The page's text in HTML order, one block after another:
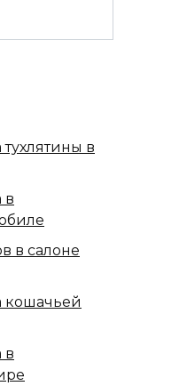
в
в
в салоне
кошачьей
в